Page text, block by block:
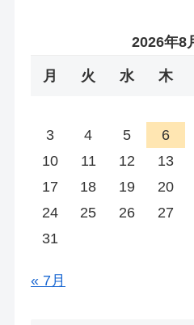
2026年8
月 火 水 木
3
4 5 6
10
11 12 13
17
18 19 20
24
25 26 27
31
« 7月